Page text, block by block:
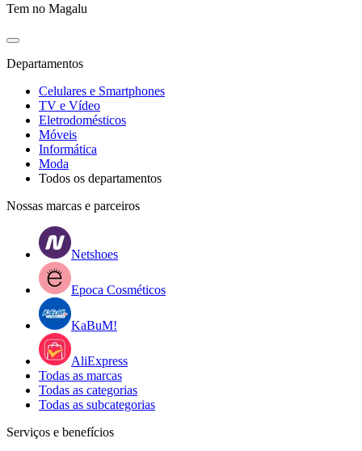
Tem no Magalu
Departamentos
Celulares e Smartphones
TV e Vídeo
Eletrodomésticos
Móveis
Informática
Moda
Todos os departamentos
Nossas marcas e parceiros
Netshoes
Epoca Cosméticos
KaBuM!
AliExpress
Todas as marcas
Todas as categorias
Todas as subcategorias
Serviços e benefícios